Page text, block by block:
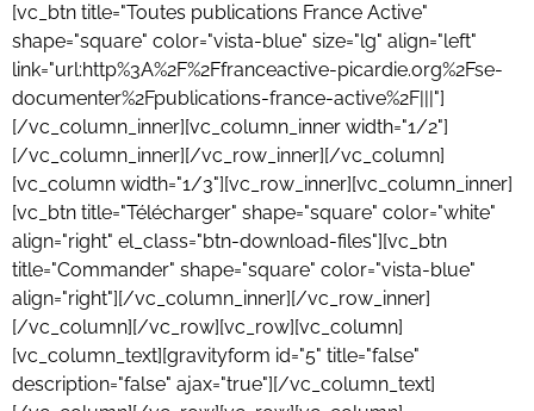
[vc_btn title="Toutes publications France Active"
shape="square" color="vista-blue" size="lg" align="left"
link="url:http%3A%2F%2Ffranceactive-picardie.org%2Fse-
documenter%2Fpublications-france-active%2F|||"]
[/vc_column_inner][vc_column_inner width="1/2"]
[/vc_column_inner][/vc_row_inner][/vc_column]
[vc_column width="1/3"][vc_row_inner][vc_column_inner]
[vc_btn title="Télécharger" shape="square" color="white"
align="right" el_class="btn-download-files"][vc_btn
title="Commander" shape="square" color="vista-blue"
align="right"][/vc_column_inner][/vc_row_inner]
[/vc_column][/vc_row][vc_row][vc_column]
[vc_column_text][gravityform id="5" title="false"
description="false" ajax="true"][/vc_column_text]